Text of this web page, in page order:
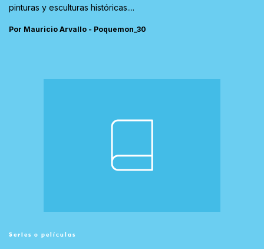
pinturas y esculturas históricas....
Por Mauricio Arvallo - Poquemon_30
Series o películas